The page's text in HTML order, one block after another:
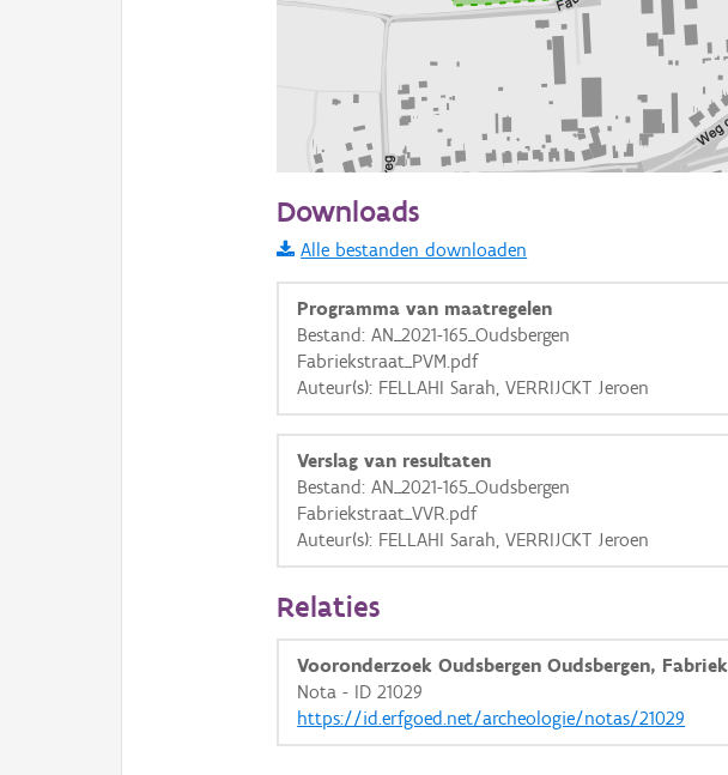
Informatie Vlaanderen
i
+ −
Basis Lagen
OSM-Basiskaart
Ortho
GRB-Basiskaart
GRB-Basiskaart in grijswaarden
Downloads
Alle bestanden downloaden
Programma van maatregelen
Bestand: AN_2021-165_Oudsbergen
Fabriekstraat_PVM.pdf
Auteur(s): FELLAHI Sarah, VERRIJCKT Jeroen
Verslag van resultaten
Bestand: AN_2021-165_Oudsbergen
Fabriekstraat_VVR.pdf
Auteur(s): FELLAHI Sarah, VERRIJCKT Jeroen
Relaties
Vooronderzoek Oudsbergen Oudsbergen,
Nota - ID 21029
https://id.erfgoed.net/archeologie/notas/21029